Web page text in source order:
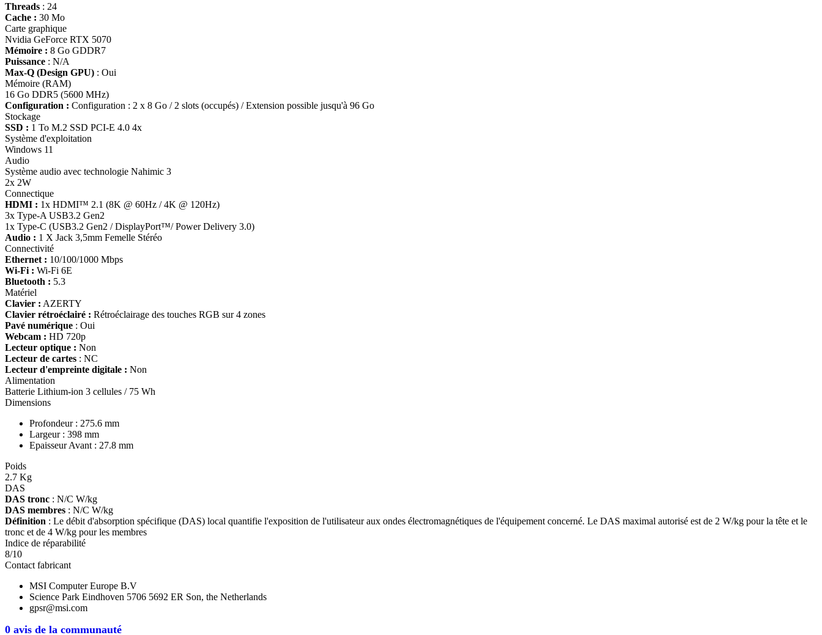
0 avis de la communauté
Threads : 24
Cache : 30 Mo
Carte graphique
Nvidia GeForce RTX 5070
Mémoire : 8 Go GDDR7
Puissance : N/A
Max-Q (Design GPU) : Oui
Mémoire (RAM)
16 Go DDR5 (5600 MHz)
Configuration : Configuration : 2 x 8 Go / 2 slots (occupés) / Extension possible jusqu'à 96 Go
Stockage
SSD : 1 To M.2 SSD PCI-E 4.0 4x
Système d'exploitation
Windows 11
Audio
Système audio avec technologie Nahimic 3
2x 2W
Connectique
HDMI : 1x HDMI™ 2.1 (8K @ 60Hz / 4K @ 120Hz)
3x Type-A USB3.2 Gen2
1x Type-C (USB3.2 Gen2 / DisplayPort™/ Power Delivery 3.0)
Audio : 1 X Jack 3,5mm Femelle Stéréo
Connectivité
Ethernet : 10/100/1000 Mbps
Wi-Fi : Wi-Fi 6E
Bluetooth : 5.3
Matériel
Clavier : AZERTY
Clavier rétroéclairé : Rétroéclairage des touches RGB sur 4 zones
Pavé numérique : Oui
Webcam : HD 720p
Lecteur optique : Non
Lecteur de cartes : NC
Lecteur d'empreinte digitale : Non
Alimentation
Batterie Lithium-ion 3 cellules / 75 Wh
Dimensions
Profondeur : 275.6 mm
Largeur : 398 mm
Epaisseur Avant : 27.8 mm
Poids
2.7 Kg
DAS
DAS tronc : N/C W/kg
DAS membres : N/C W/kg
Définition : Le débit d'absorption spécifique (DAS) local quantifie l'exposition de l'utilisateur aux ondes électromagnétiques de l'équipement concerné. Le DAS maximal autorisé est de 2 W/kg pour la tête et le
tronc et de 4 W/kg pour les membres
Indice de réparabilité
8/10
Contact fabricant
MSI Computer Europe B.V
Science Park Eindhoven 5706 5692 ER Son, the Netherlands
gpsr@msi.com